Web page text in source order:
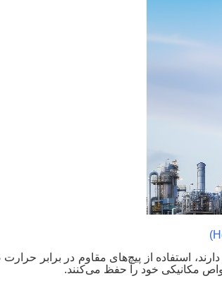
استفاده از پیچ‌های مقاوم در برابر
مکانیکی خود را حفظ می‌کنند.